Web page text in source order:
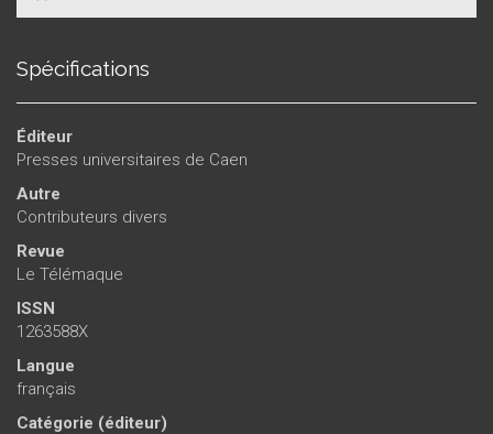
Spécifications
Éditeur
Presses universitaires de Caen
Autre
Contributeurs divers
Revue
Le Télémaque
ISSN
1263588X
Langue
français
Catégorie (éditeur)